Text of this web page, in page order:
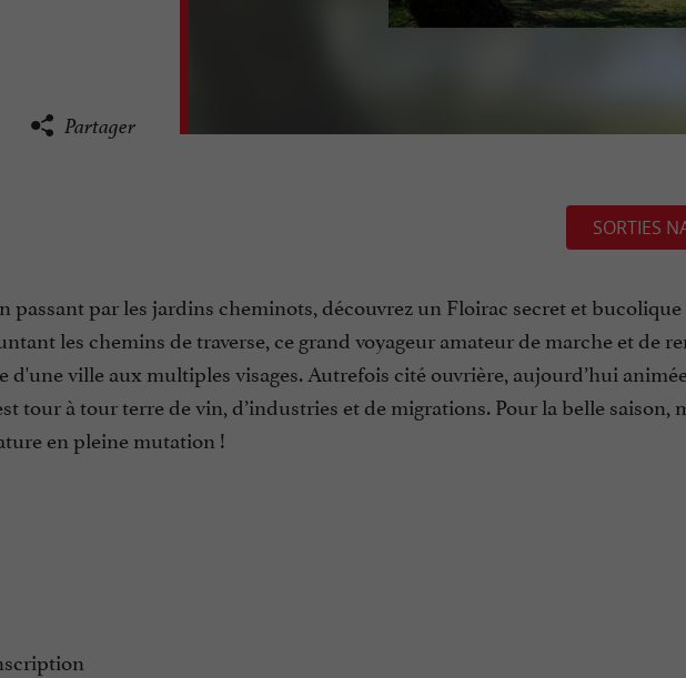
Partager
SORTIES
passant par les jardins cheminots, découvrez un Floirac secret et bucolique
les chemins de traverse, ce grand voyageur amateur de marche et de
d'une ville aux multiples visages. Autrefois cité ouvrière, aujourd’hui
tour à tour terre de vin, d’industries et de migrations. Pour la belle saison,
en pleine mutation !